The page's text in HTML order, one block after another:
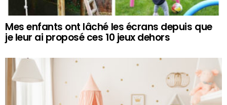
Mes enfants ont lâché les écrans depuis que
je leur ai proposé ces 10 jeux dehors